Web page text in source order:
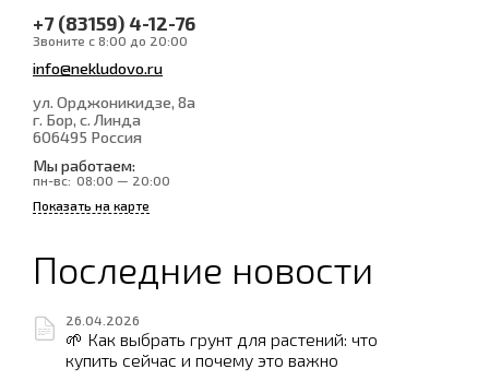
+7 (83159) 4-12-76
Звоните с 8:00 до 20:00
info@nekludovo.ru
ул. Орджоникидзе, 8а
г. Бор, с. Линда
606495 Россия
Мы работаем:
пн-вс: 08:00 — 20:00
Показать на карте
Последние новости
26.04.2026
🌱 Как выбрать грунт для растений: что
купить сейчас и почему это важно